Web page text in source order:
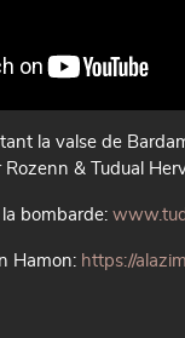
la valse de
Rozenn & Tudual
la bombarde:
Hamon: https://